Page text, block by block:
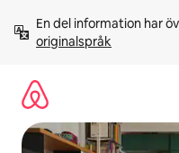
innehåll
En del information har
originalspråk